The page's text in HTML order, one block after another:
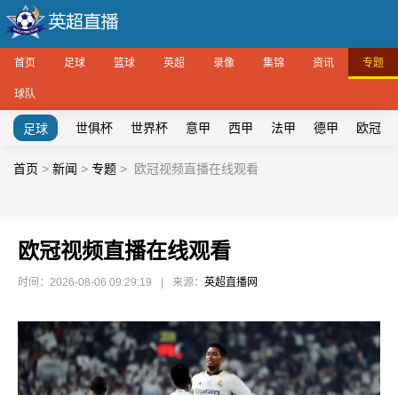
首页 足球 篮球 英超 录像 集锦 资讯 专题
球队
足球 世俱杯 世界杯 意甲 西甲 法甲 德甲 欧冠
首页 > 新闻 > 专题 > 欧冠视频直播在线观看
欧冠视频直播在线观看
时间：2026-08-06 09:29:19 来源： 英超直播网